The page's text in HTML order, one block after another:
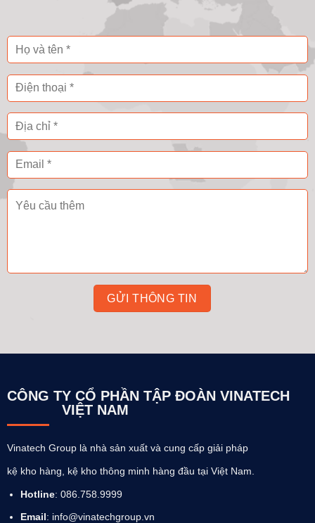
CÔNG TY CỔ PHẦN TẬP ĐOÀN VINATECH
VIỆT NAM
Vinatech Group là nhà sản xuất và cung cấp giải pháp
kệ kho hàng, kệ kho thông minh hàng đầu tại Việt Nam.
Hotline: 086.758.9999
Email: info@vinatechgroup.vn